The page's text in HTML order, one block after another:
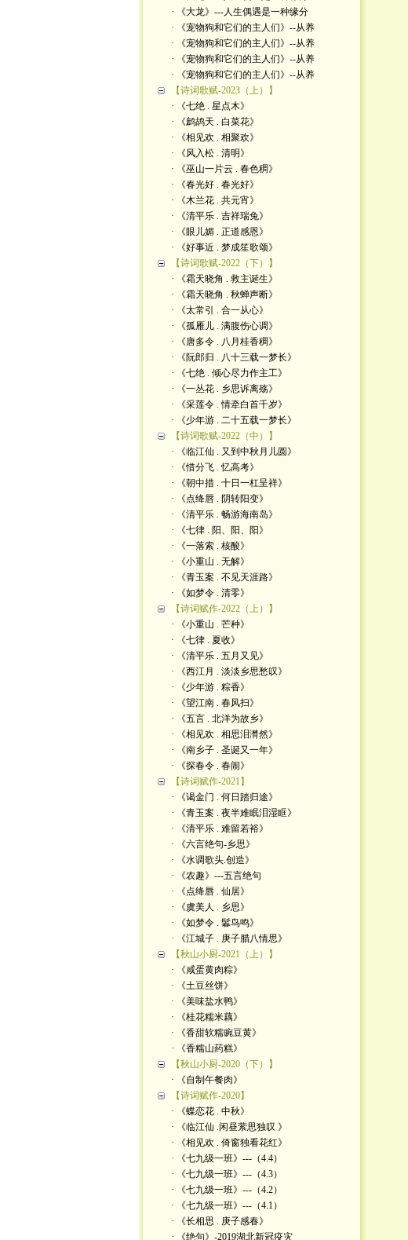
· 《大龙》---人生偶遇是一种缘分
· 《宠物狗和它们的主人们》--从养
· 《宠物狗和它们的主人们》--从养
· 《宠物狗和它们的主人们》--从养
· 《宠物狗和它们的主人们》--从养
【诗词歌赋-2023（上）】
· 《七绝 . 星点木》
· 《鹧鸪天 . 白菜花》
· 《相见欢 . 相聚欢》
· 《风入松 . 清明》
· 《巫山一片云 . 春色稠》
· 《春光好 . 春光好》
· 《木兰花 . 共元宵》
· 《清平乐 . 吉祥瑞兔》
· 《眼儿媚 . 正道感恩》
· 《好事近 . 梦成笙歌颂》
【诗词歌赋-2022（下）】
· 《霜天晓角 . 救主诞生》
· 《霜天晓角 . 秋蝉声断》
· 《太常引 . 合一从心》
· 《孤雁儿 . 满腹伤心调》
· 《唐多令 . 八月桂香稠》
· 《阮郎归 . 八十三载一梦长》
· 《七绝 . 倾心尽力作主工》
· 《一丛花 . 乡思诉离殇》
· 《采莲令 . 情牵白首千岁》
· 《少年游 . 二十五载一梦长》
【诗词歌赋-2022（中）】
· 《临江仙 . 又到中秋月儿圆》
· 《惜分飞 . 忆高考》
· 《朝中措 . 十日一杠呈祥》
· 《点绛唇 . 阴转阳变》
· 《清平乐 . 畅游海南岛》
· 《七律 . 阳、阳、阳》
· 《一落索 . 核酸》
· 《小重山 . 无解》
· 《青玉案 . 不见天涯路》
· 《如梦令 . 清零》
【诗词赋作-2022（上）】
· 《小重山 . 芒种》
· 《七律 . 夏收》
· 《清平乐 . 五月又见》
· 《西江月 . 淡淡乡思愁叹》
· 《少年游 . 粽香》
· 《望江南 . 春风扫》
· 《五言 . 北洋为故乡》
· 《相见欢 . 相思泪潸然》
· 《南乡子 . 圣诞又一年》
· 《探春令 . 春闹》
【诗词赋作-2021】
· 《谒金门 . 何日踏归途》
· 《青玉案 . 夜半难眠泪湿眶》
· 《清平乐 . 难留若裕》
· 《六言绝句-乡思》
· 《水调歌头.创造》
· 《农趣》---五言绝句
· 《点绛唇 . 仙居》
· 《虞美人 . 乡思》
· 《如梦令 . 鬊鸟鸣》
· 《江城子 . 庚子腊八情思》
【秋山小厨-2021（上）】
· 《咸蛋黄肉粽》
· 《土豆丝饼》
· 《美味盐水鸭》
· 《桂花糯米藕》
· 《香甜软糯豌豆黄》
· 《香糯山药糕》
【秋山小厨-2020（下）】
· 《自制午餐肉》
【诗词赋作-2020】
· 《蝶恋花 . 中秋》
· 《临江仙 .闲昼萦思独叹 》
· 《相见欢 . 倚窗独看花红》
· 《七九级一班》---（4.4）
· 《七九级一班》---（4.3）
· 《七九级一班》---（4.2）
· 《七九级一班》---（4.1）
· 《长相思 . 庚子感春》
· 《绝句》-2019湖北新冠疫灾